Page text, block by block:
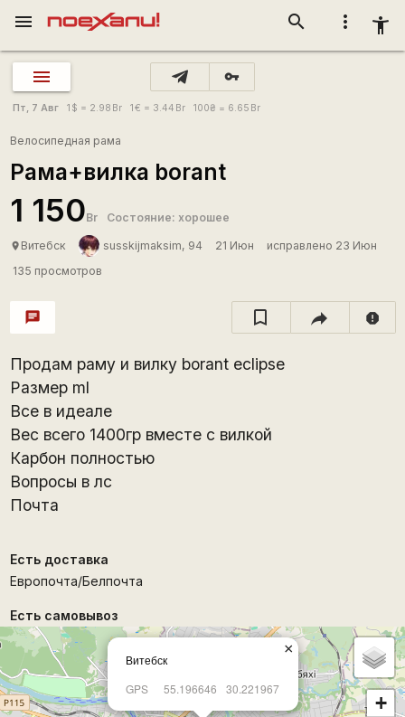
more_vert accessibility_new
search
menu
vpn_key
Пт, 7 Авг 1 $ = 2.98 Br 1€ = 3.44 Br 100₴ = 6.65 Br
Велосипедная рама
Рама+вилка borant
1 150Br Состояние: хорошее
place Витебск susskijmaksim, 94 21 Июн
исправлено 23 Июн
135 просмотров
chat report
Продам раму и вилку borant eclipse
Размер ml
Все в идеале
Вес всего 1400гр вместе с вилкой
Карбон полностью
Вопросы в лс
Почта
Есть доставка
Европочта/Белпочта
Есть самовывоз
Витебск
GPS
55.196646 30.221967
×
+